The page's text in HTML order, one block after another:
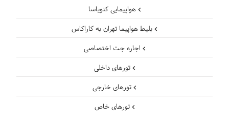
هواپیمایی کنویاسا
بلیط هواپیما تهران به کاراکاس
اجاره جت اختصاصی
تورهای داخلی
تورهای خارجی
تورهای خاص